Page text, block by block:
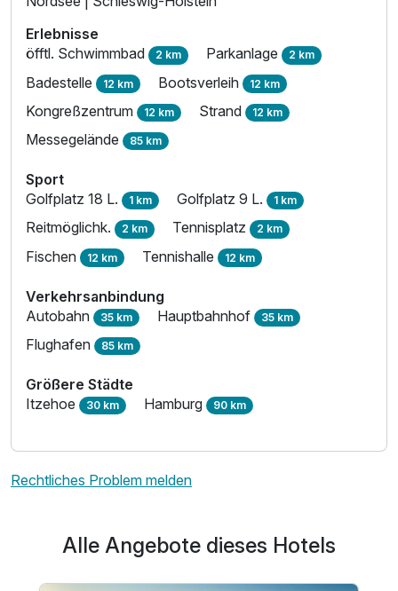
Erlebnisse
öfftl. Schwimmbad 2 km Parkanlage 2 km
Badestelle 12 km Bootsverleih 12 km
Kongreßzentrum 12 km Strand 12 km
Messegelände 85 km
Sport
Golfplatz 18 L. 1 km Golfplatz 9 L. 1 km
Reitmöglichk. 2 km Tennisplatz 2 km
Fischen 12 km Tennishalle 12 km
Verkehrsanbindung
Autobahn 35 km Hauptbahnhof 35 km
Flughafen 85 km
Größere Städte
Itzehoe 30 km Hamburg 90 km
Rechtliches Problem melden
Alle Angebote dieses Hotels